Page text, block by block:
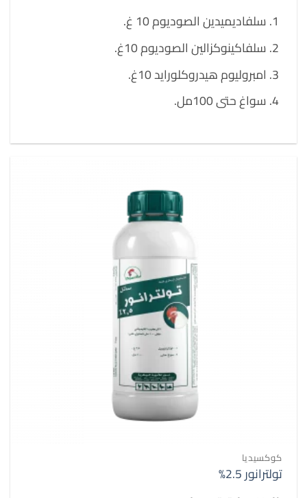
سلفاديميدين الصوديوم 10 غ.
سلفاكينوكزالين الصوديوم 10غ.
امبروليوم هيدروكلورايد 10غ.
سواغ حتى 100مل.
كوكسيديا
تولترانور 2.5%